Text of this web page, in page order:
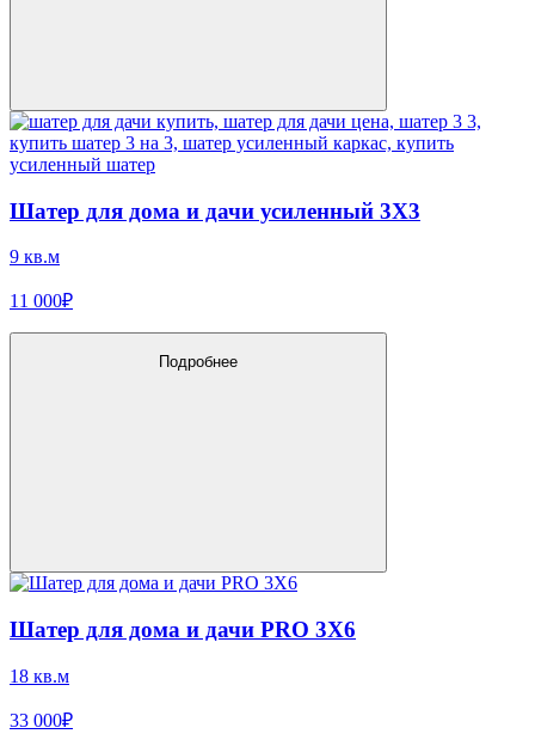
Шатер для дома и дачи усиленный 3X3
9 кв.м
11 000₽
Подробнее
Шатер для дома и дачи PRO 3X6
18 кв.м
33 000₽